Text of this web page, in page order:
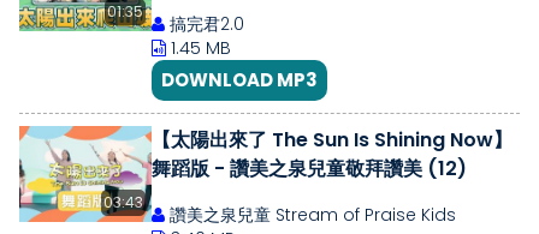
01:35
#神金 #惡搞 #meme #迷因 #梗
搞完君2.0
1.45 MB
DOWNLOAD MP3
03:43
【太陽出來了 The Sun Is Shining Now】
舞蹈版 - 讚美之泉兒童敬拜讚美 (12)
讚美之泉兒童 Stream of Praise Kids